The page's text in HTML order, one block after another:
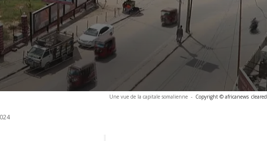
Une vue de la capitale somalienne - Copyright © africanews cleared